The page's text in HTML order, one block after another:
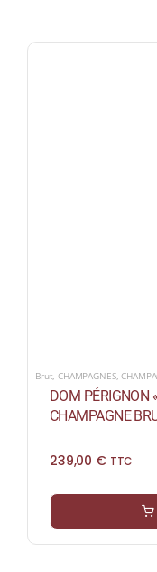
Brut ,CHAMPAGNES,
DOM PÉRIGNON
CHAMPAGNE
239,00 € TTC